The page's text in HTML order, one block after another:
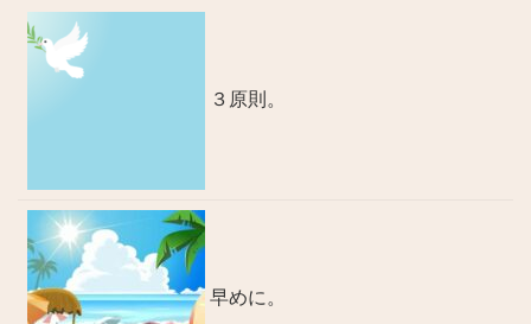
３原則。
早めに。